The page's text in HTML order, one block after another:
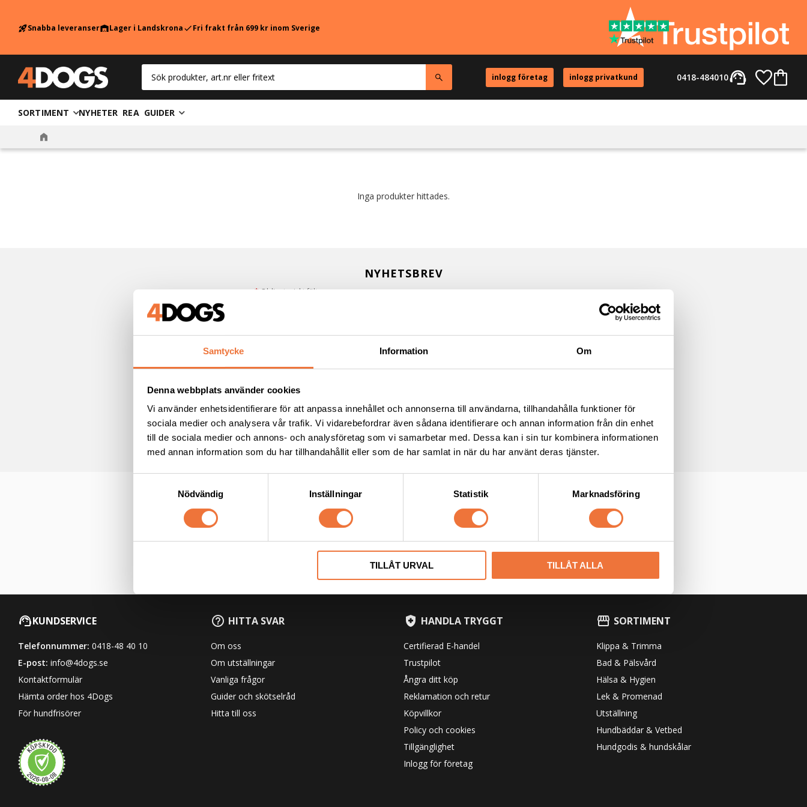
Samtycke Information Om
Denna webbplats använder cookies
Vi använder enhetsidentifierare för att anpassa innehållet och annonserna till användarna, tillhandahålla funktioner för
sociala medier och analysera vår trafik. Vi vidarebefordrar även sådana identifierare och annan information från din enhet
till de sociala medier och annons- och analysföretag som vi samarbetar med. Dessa kan i sin tur kombinera informationen
med annan information som du har tillhandahållit eller som de har samlat in när du har använt deras tjänster.
s
Nödvändig Inställningar Statistik Marknadsföring
TILLÅT URVAL TILLÅT ALLA
rocket_launchSnabba leveranserwarehouseLager i LandskronacheckFri frakt från 699 kr inom Sverige
inlogg företag inlogg privatkund support_agent
0418-484010
SORTIMENT NYHETER REA GUIDER
Tandvård
Inga produkter hittades.
NYHETSBREV
*Obligatoriskt fält
Efternamn
*
PRENUMERERA
KUNDSERVICE
Telefonnummer: 0418-48 40 10
E-post: info@4dogs.se
Kontaktformulär
Hämta order hos 4Dogs
För hundfrisörer
HITTA SVAR
Om oss
Om utställningar
Vanliga frågor
Guider och skötselråd
Hitta till oss
HANDLA TRYGGT
Certifierad E-handel
Trustpilot
Ångra ditt köp
Reklamation och retur
Köpvillkor
Policy och cookies
Tillgänglighet
Inlogg för företag
SORTIMENT
Klippa & Trimma
Bad & Pälsvård
Hälsa & Hygien
Lek & Promenad
Utställning
Hundbäddar & Vetbed
Hundgodis & hundskålar